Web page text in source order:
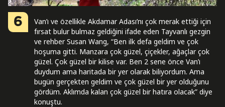
6
Van’ı ve özellikle Akdamar Adası’nı çok merak ettiği için
fırsat bulur bulmaz geldiğini ifade eden Tayvanlı gezgin
ve rehber Susan Wang, “Ben ilk defa geldim ve çok
hoşuma gitti. Manzara çok güzel, çiçekler, ağaçlar çok
güzel. Çok güzel bir kilise var. Ben 2 sene önce Van’ı
duydum ama haritada bir yer olarak biliyordum. Ama
bugün gerçekten geldim ve çok güzel bir yer olduğunu
gördüm. Aklımda kalan çok güzel bir hatıra olacak” diye
konuştu.